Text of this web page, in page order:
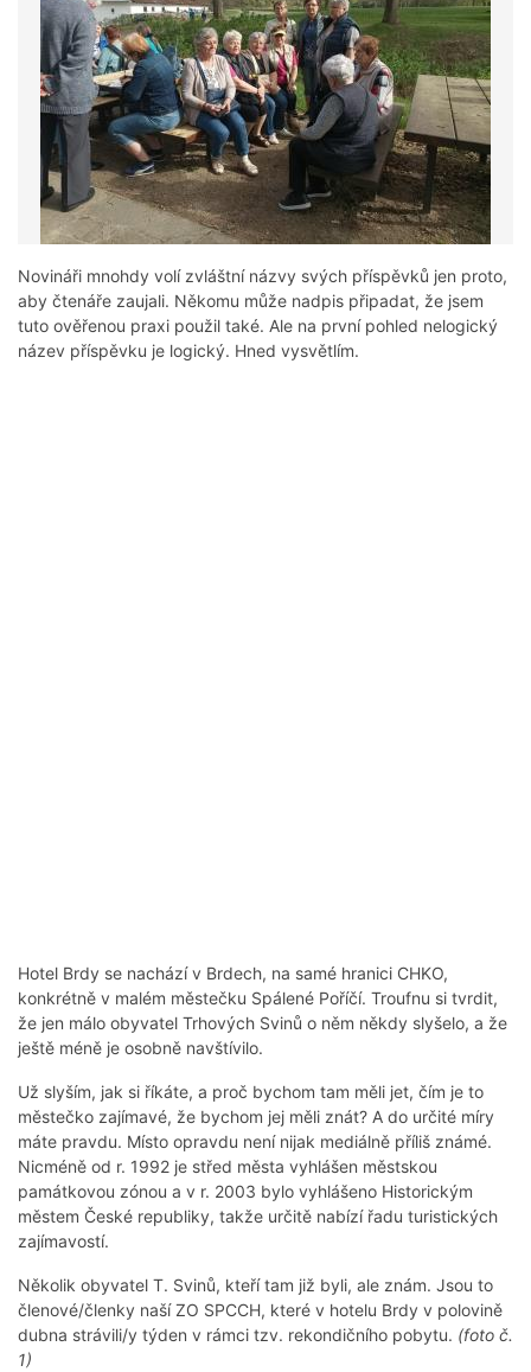
Novináři mnohdy volí zvláštní názvy svých příspěvků jen proto,
aby čtenáře zaujali. Někomu může nadpis připadat, že jsem
tuto ověřenou praxi použil také. Ale na první pohled nelogický
název příspěvku je logický. Hned vysvětlím.
Hotel Brdy se nachází v Brdech, na samé hranici CHKO,
konkrétně v malém městečku Spálené Poříčí. Troufnu si tvrdit,
že jen málo obyvatel Trhových Svinů o něm někdy slyšelo, a že
ještě méně je osobně navštívilo.
Už slyším, jak si říkáte, a proč bychom tam měli jet, čím je to
městečko zajímavé, že bychom jej měli znát? A do určité míry
máte pravdu. Místo opravdu není nijak mediálně příliš známé.
Nicméně od r. 1992 je střed města vyhlášen městskou
památkovou zónou a v r. 2003 bylo vyhlášeno Historickým
městem České republiky, takže určitě nabízí řadu turistických
zajímavostí.
Několik obyvatel T. Svinů, kteří tam již byli, ale znám. Jsou to
členové/členky naší ZO SPCCH, které v hotelu Brdy v polovině
dubna strávili/y týden v rámci tzv. rekondičního pobytu. (foto č.
1)